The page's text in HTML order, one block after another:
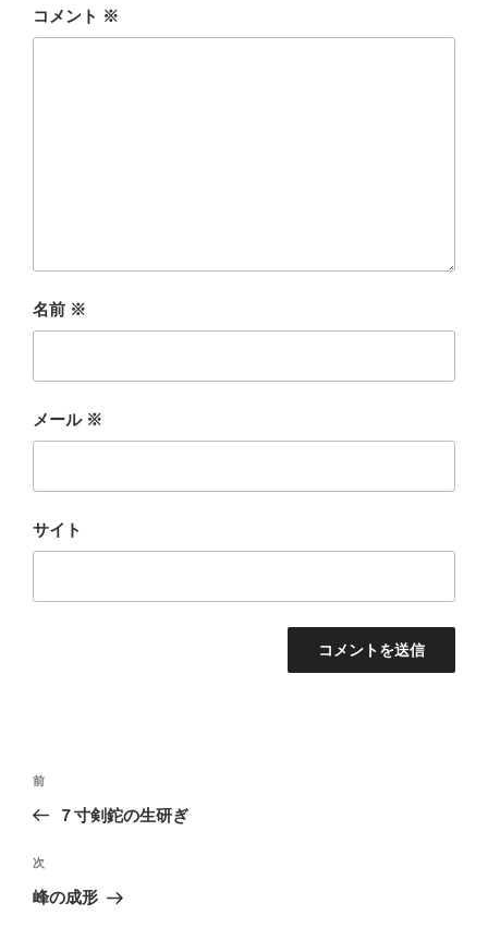
コメント ※
名前 ※
メール ※
サイト
投
ビ
ゲ
前
の
稿
前
７寸剣鉈の生研ぎ
次
の
次
峰の成形